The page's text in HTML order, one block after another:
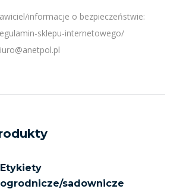
informacje o bezpieczeństwie:
sklepu-internetowego/
Etykiety
ogrodnicze/sadownicze